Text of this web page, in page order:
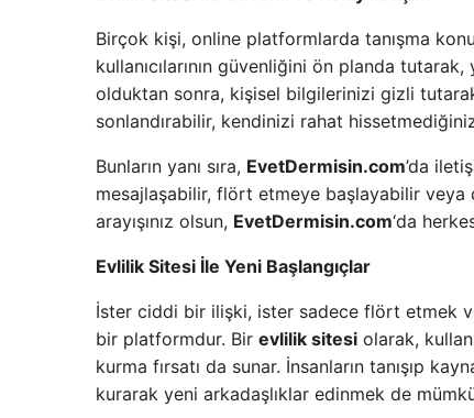
Birçok kişi, online platformlarda tanışma
kullanıcılarının güvenliğini ön planda
olduktan sonra, kişisel bilgilerinizi gizli
sonlandırabilir, kendinizi rahat
Bunların yanı sıra, EvetDermisin.com’da
mesajlaşabilir, flört etmeye başlayabilir
arayışınız olsun, EvetDermisin.com‘da
Evlilik Sitesi İle Yeni Başlangıçlar
İster ciddi bir ilişki, ister sadece flört etmek
bir platformdur. Bir evlilik sitesi olarak,
kurma fırsatı da sunar. İnsanların tanışıp
kurarak yeni arkadaşlıklar edinmek de